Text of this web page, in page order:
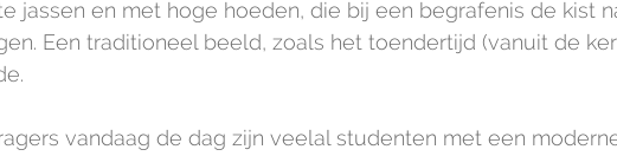
jassen en met hoge hoeden, die bij een begrafenis de kist
Een traditioneel beeld, zoals het toendertijd (vanuit de
vandaag de dag zijn veelal studenten met een